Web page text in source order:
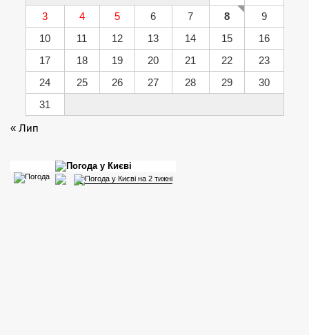
3
4 5 6 7 8
9
10
11 12 13 14 15
16
17
18 19 20 21 22
23
24
25 26 27 28 29
30
31
« Лип